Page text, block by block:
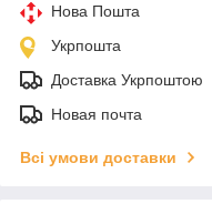
Нова Пошта
Укрпошта
Доставка Укрпоштою
Новая почта
Всі умови доставки